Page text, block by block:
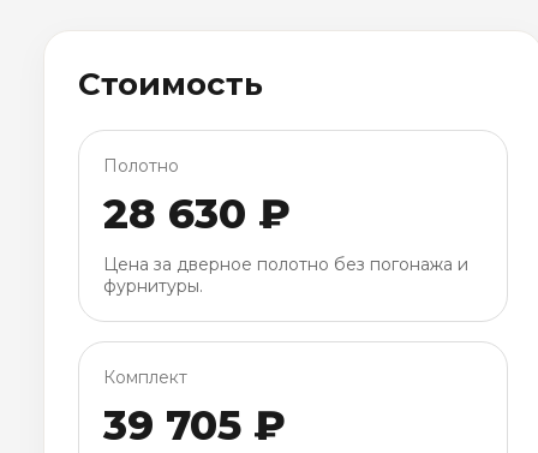
Стоимость
Полотно
28 630 ₽
Цена за дверное полотно без погонажа и
фурнитуры.
Комплект
39 705 ₽